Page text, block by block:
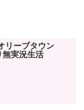
リーブタウン
実況生活